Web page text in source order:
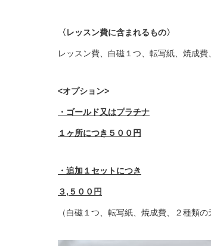
〈レッスン費に含まれるもの〉
レッスン費、白磁１つ、転写紙、焼成
<オプション>
・ゴールド又はプラチナ
１ヶ所につき５００円
・追加１セットにつき
３,５００円
（白磁１つ、転写紙、焼成費、２種類